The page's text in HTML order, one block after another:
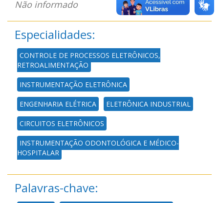
Não informado
Especialidades:
CONTROLE DE PROCESSOS ELETRÔNICOS,
RETROALIMENTAÇÃO
INSTRUMENTAÇÃO ELETRÔNICA
ENGENHARIA ELÉTRICA ELETRÔNICA INDUSTRIAL
CIRCUITOS ELETRÔNICOS
INSTRUMENTAÇÃO ODONTOLÓGICA E MÉDICO-
HOSPITALAR
Palavras-chave: